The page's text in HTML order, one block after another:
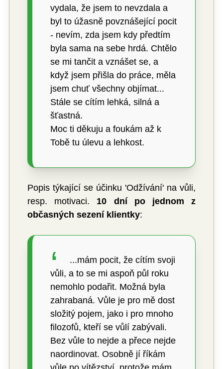
vydala, že jsem to nevzdala a
byl to úžasně povznášející pocit
- nevím, zda jsem kdy předtím
byla sama na sebe hrdá. Chtělo
se mi tančit a vznášet se, a
když jsem přišla do práce, měla
jsem chuť všechny objímat...
Stále se cítím lehká, silná a
šťastná.
Moc ti děkuju a foukám až k
Tobě tu úlevu a lehkost.
Popis týkající se účinku 'Odžívání' na vůli,
resp. motivaci. 10 dní po jednom z
občasných sezení klientky:
...mám pocit, že cítím svoji
vůli, a to se mi aspoň půl roku
nemohlo podařit. Možná byla
zahrabaná. Vůle je pro mě dost
složitý pojem, jako i pro mnoho
filozofů, kteří se vůlí zabývali.
Bez vůle to nejde a přece nejde
naordinovat. Osobně jí říkám